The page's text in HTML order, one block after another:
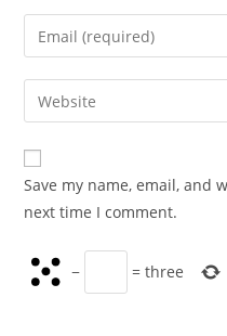
name
comment
Enter
your
email
address
comment
Enter
your
website
URL
(optional)
Save my name, email, and
next time I comment.
− =three